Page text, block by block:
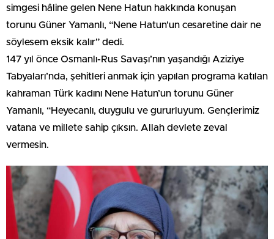
simgesi hâline gelen Nene Hatun hakkında konuşan
torunu Güner Yamanlı, “Nene Hatun’un cesaretine dair ne
söylesem eksik kalır” dedi.
147 yıl önce Osmanlı-Rus Savaşı’nın yaşandığı Aziziye
Tabyaları’nda, şehitleri anmak için yapılan programa katılan
kahraman Türk kadını Nene Hatun’un torunu Güner
Yamanlı, “Heyecanlı, duygulu ve gururluyum. Gençlerimiz
vatana ve millete sahip çıksın. Allah devlete zeval
vermesin.